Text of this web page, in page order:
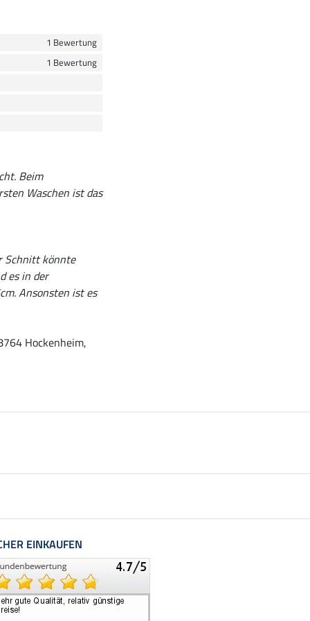
1 Bewertung
1 Bewertung
Beim
Waschen ist das
Schnitt könnte
es in der
Ansonsten ist es
Hockenheim,
EINKAUFEN